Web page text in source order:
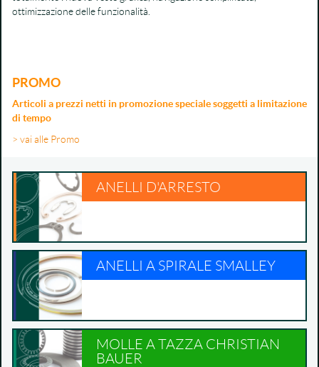
ottimizzazione delle funzionalità.
PROMO
Articoli a prezzi netti in promozione speciale soggetti a limitazione
di tempo
> vai alle Promo
ANELLI D'ARRESTO
ANELLI A SPIRALE SMALLEY
MOLLE A TAZZA CHRISTIAN
BAUER